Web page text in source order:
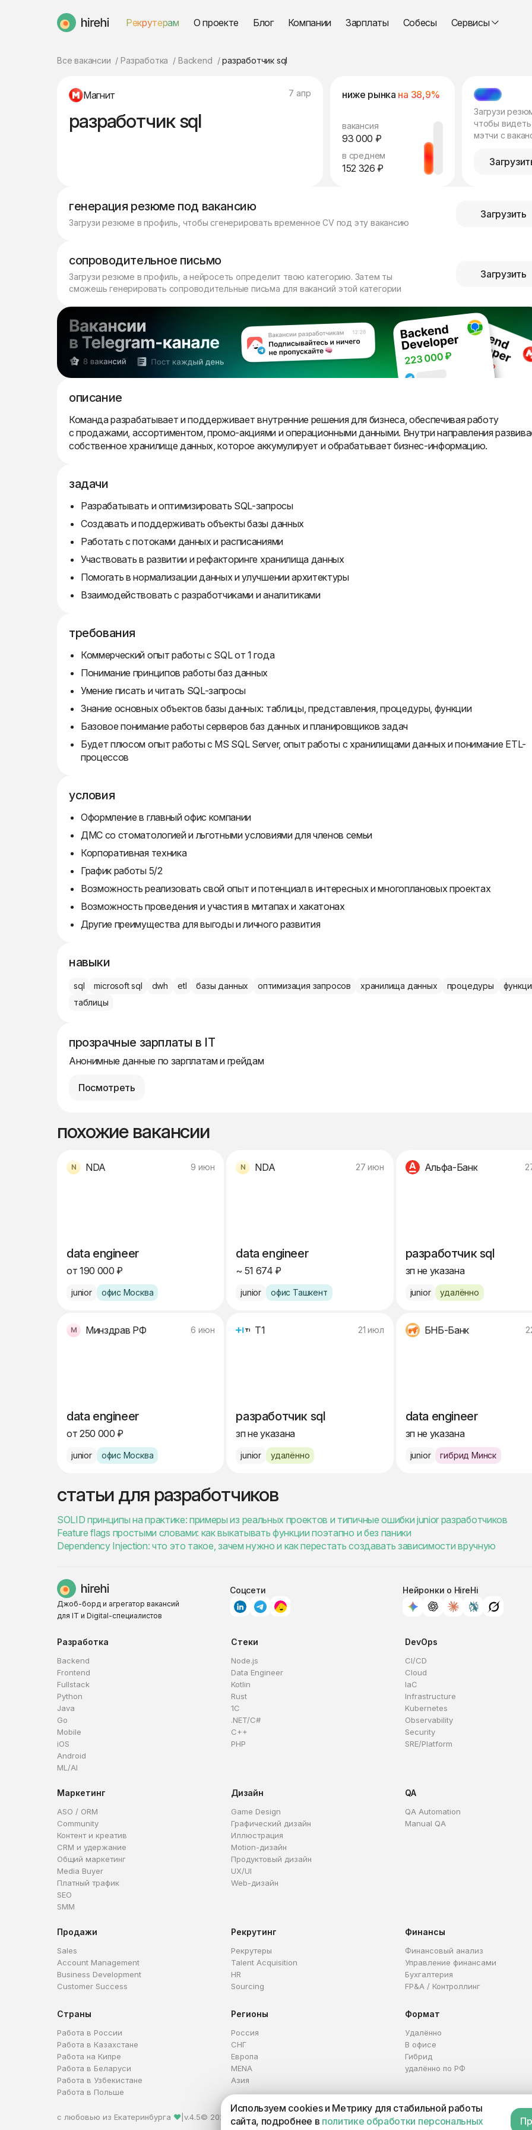
HireHi Рекрутерам О проекте Блог Компании Зарплаты Собесы Сервисы
Все вакансии Разработка Backend разработчик sql
Магнит 7 апр
разработчик sql
ниже рынка на 38,9%
вакансия
93 000 ₽
в среднем
152 326 ₽
МЭТЧ
Загрузи
чтобы видеть
мэтчи с
генерация резюме под вакансию
Загрузи резюме в профиль, чтобы сгенерировать временное CV под эту вакансию
Загрузить
сопроводительное письмо
Загрузи резюме в профиль, а нейросеть определит твою категорию. Затем ты
сможешь генерировать сопроводительные письма для вакансий этой категории
Загрузить
описание
Команда разрабатывает и поддерживает внутренние решения для бизнеса, обеспечивая работу
с продажами, ассортиментом, промо-акциями и операционными данными. Внутри направления
собственное хранилище данных, которое аккумулирует и обрабатывает бизнес-информацию.
задачи
Разрабатывать и оптимизировать SQL-запросы
Создавать и поддерживать объекты базы данных
Работать с потоками данных и расписаниями
Участвовать в развитии и рефакторинге хранилища данных
Помогать в нормализации данных и улучшении архитектуры
Взаимодействовать с разработчиками и аналитиками
требования
Коммерческий опыт работы с SQL от 1 года
Понимание принципов работы баз данных
Умение писать и читать SQL-запросы
Знание основных объектов базы данных: таблицы, представления, процедуры, функции
Базовое понимание работы серверов баз данных и планировщиков задач
Будет плюсом опыт работы с MS SQL Server, опыт работы с хранилищами данных и понимание ETL-
процессов
условия
Оформление в главный офис компании
ДМС со стоматологией и льготными условиями для членов семьи
Корпоративная техника
График работы 5/2
Возможность реализовать свой опыт и потенциал в интересных и многоплановых проектах
Возможность проведения и участия в митапах и хакатонах
Другие преимущества для выгоды и личного развития
навыки
sql microsoft sql dwh etl базы данных оптимизация запросов хранилища данных процедуры
таблицы
прозрачные зарплаты в IT
Анонимные данные по зарплатам и грейдам
Посмотреть
похожие вакансии
NDA 9 июн
data engineer
от 190 000 ₽
junior офис Москва
NDA 27 июн
data engineer
~ 51 674 ₽
junior офис Ташкент
Альфа-Банк
разработчик sql
зп не указана
junior удалённо
Минздрав РФ 6 июн
data engineer
от 250 000 ₽
junior офис Москва
Т1 21 июл
разработчик sql
зп не указана
junior удалённо
БНБ-Банк
data engineer
зп не указана
junior гибрид Минск
статьи для разработчиков
SOLID принципы на практике: примеры из реальных проектов и типичные ошибки junior разработчиков
Feature flags простыми словами: как выкатывать функции поэтапно и без паники
Dependency Injection: что это такое, зачем нужно и как перестать создавать зависимости вручную
Джоб-борд и агрегатор вакансий
для IT и Digital-специалистов
Соцсети Нейронки о HireHi
Разработка
Backend
Frontend
Fullstack
Python
Java
Go
Mobile
iOS
Android
ML/AI
Стеки
Node.js
Data Engineer
Kotlin
Rust
1C
.NET/C#
C++
PHP
DevOps
CI/CD
Cloud
IaC
Infrastructure
Kubernetes
Observability
Security
SRE/Platform
Маркетинг
ASO / ORM
Community
Контент и креатив
CRM и удержание
Общий маркетинг
Media Buyer
Платный трафик
SEO
SMM
Дизайн
Game Design
Графический дизайн
Иллюстрация
Motion-дизайн
Продуктовый дизайн
UX/UI
Web-дизайн
QA
QA Automation
Manual QA
Продажи
Sales
Account Management
Business Development
Customer Success
Рекрутинг
Рекрутеры
Talent Acquisition
HR
Sourcing
Финансы
Финансовый анализ
Управление финансами
Бухгалтерия
FP&A / Контроллинг
Страны
Работа в России
Работа в Казахстане
Работа на Кипре
Работа в Беларуси
Работа в Узбекистане
Работа в Польше
Регионы
Россия
СНГ
Европа
MENA
Азия
Формат
Удалённо
В офисе
Гибрид
удалённо по РФ
с любовью из Екатеринбурга ❤ v.4.5© 2026 HireHi
Используем cookies и Метрику для стабильной работы
сайта, подробнее в политике обработки персональных